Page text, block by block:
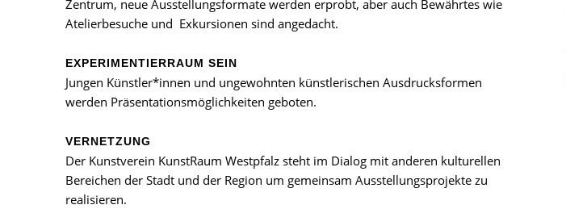
Zentrum, neue Ausstellungsformate werden erprobt, aber auch Bewährtes wie
Atelierbesuche und Exkursionen sind angedacht.
EXPERIMENTIERRAUM SEIN
Jungen Künstler*innen und ungewohnten künstlerischen Ausdrucksformen
werden Präsentationsmöglichkeiten geboten.
VERNETZUNG
Der Kunstverein KunstRaum Westpfalz steht im Dialog mit anderen kulturellen
Bereichen der Stadt und der Region um gemeinsam Ausstellungsprojekte zu
realisieren.